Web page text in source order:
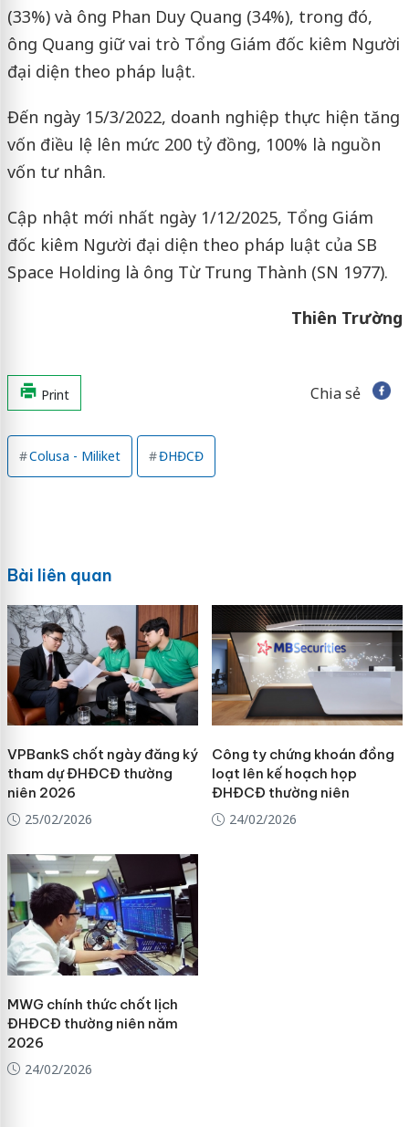
(33%) và ông Phan Duy Quang (34%), trong đó,
ông Quang giữ vai trò Tổng Giám đốc kiêm Người
đại diện theo pháp luật.
Đến ngày 15/3/2022, doanh nghiệp thực hiện tăng
vốn điều lệ lên mức 200 tỷ đồng, 100% là nguồn
vốn tư nhân.
Cập nhật mới nhất ngày 1/12/2025, Tổng Giám
đốc kiêm Người đại diện theo pháp luật của SB
Space Holding là ông Từ Trung Thành (SN 1977).
Thiên Trường
Print Chia sẻ
Colusa - Miliket ĐHĐCĐ
Bài liên quan
VPBankS chốt ngày đăng ký
tham dự ĐHĐCĐ thường
niên 2026
25/02/2026
Công ty chứng khoán đồng
loạt lên kế hoạch họp
ĐHĐCĐ thường niên
24/02/2026
MWG chính thức chốt lịch
ĐHĐCĐ thường niên năm
2026
24/02/2026